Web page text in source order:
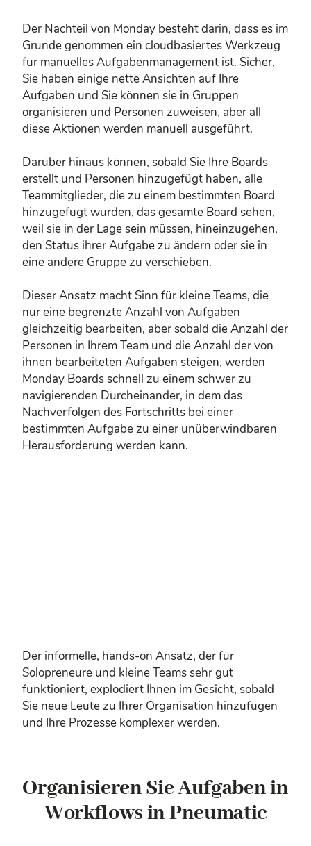
Der Nachteil von Monday besteht darin, dass es im
Grunde genommen ein cloudbasiertes Werkzeug
für manuelles Aufgabenmanagement ist. Sicher,
Sie haben einige nette Ansichten auf Ihre
Aufgaben und Sie können sie in Gruppen
organisieren und Personen zuweisen, aber all
diese Aktionen werden manuell ausgeführt.
Darüber hinaus können, sobald Sie Ihre Boards
erstellt und Personen hinzugefügt haben, alle
Teammitglieder, die zu einem bestimmten Board
hinzugefügt wurden, das gesamte Board sehen,
weil sie in der Lage sein müssen, hineinzugehen,
den Status ihrer Aufgabe zu ändern oder sie in
eine andere Gruppe zu verschieben.
Dieser Ansatz macht Sinn für kleine Teams, die
nur eine begrenzte Anzahl von Aufgaben
gleichzeitig bearbeiten, aber sobald die Anzahl der
Personen in Ihrem Team und die Anzahl der von
ihnen bearbeiteten Aufgaben steigen, werden
Monday Boards schnell zu einem schwer zu
navigierenden Durcheinander, in dem das
Nachverfolgen des Fortschritts bei einer
bestimmten Aufgabe zu einer unüberwindbaren
Herausforderung werden kann.
Der informelle, hands-on Ansatz, der für
Solopreneure und kleine Teams sehr gut
funktioniert, explodiert Ihnen im Gesicht, sobald
Sie neue Leute zu Ihrer Organisation hinzufügen
und Ihre Prozesse komplexer werden.
Organisieren Sie Aufgaben in
Workflows in Pneumatic